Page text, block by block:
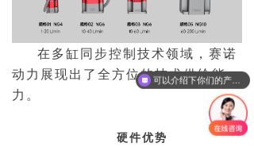
在多缸同步控制技术领域，赛诺
动力展现出了全方位的技术供给能
力。
硬件优势
可以介绍下你们的产品么